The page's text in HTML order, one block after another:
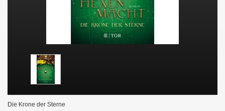
Die Krone der Sterne